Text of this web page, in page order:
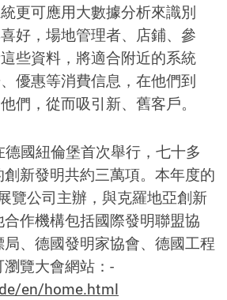
更可應用大數據分析來識別
好，場地管理者、店鋪、參
些資料，將適合附近的系統
優惠等消費信息，在他們到
們，從而吸引新、舊客戶。
國紐倫堡首次舉行，七十多
新發明共約三萬項。本年度的
覽公司主辦，與克羅地亞創新
作機構包括國際發明聯盟協
、德國發明家協會、德國工程
覽大會網站：-
en/home.html